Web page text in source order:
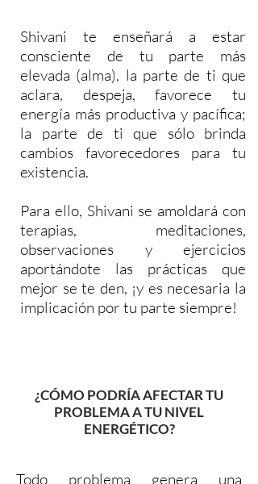
Shivani te enseñará a estar
consciente de tu parte más
elevada (alma), la parte de ti que
aclara, despeja, favorece tu
energía más productiva y pacífica;
la parte de ti que sólo brinda
cambios favorecedores para tu
existencia.
Para ello, Shivani se amoldará con
terapias, meditaciones,
observaciones y ejercicios
aportándote las prácticas que
mejor se te den, ¡y es necesaria la
implicación por tu parte siempre!
¿CÓMO PODRÍA AFECTAR TU
PROBLEMA A TU NIVEL
ENERGÉTICO?
Todo problema genera una